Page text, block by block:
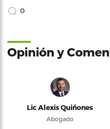
0
Opinión y
Lic Alexis Quiñones
Abogado